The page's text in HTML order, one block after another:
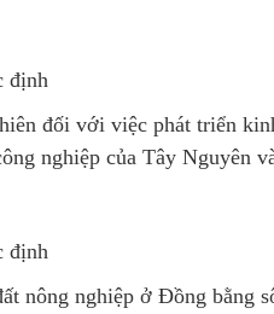
định
đối với việc phát triển
nghiệp của Tây Nguyên
định
nông nghiệp ở Đồng bằng